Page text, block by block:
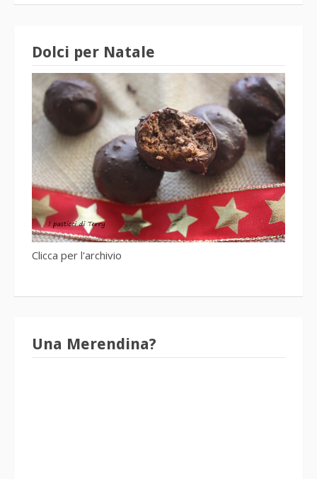
Dolci per Natale
Clicca per l'archivio
Una Merendina?